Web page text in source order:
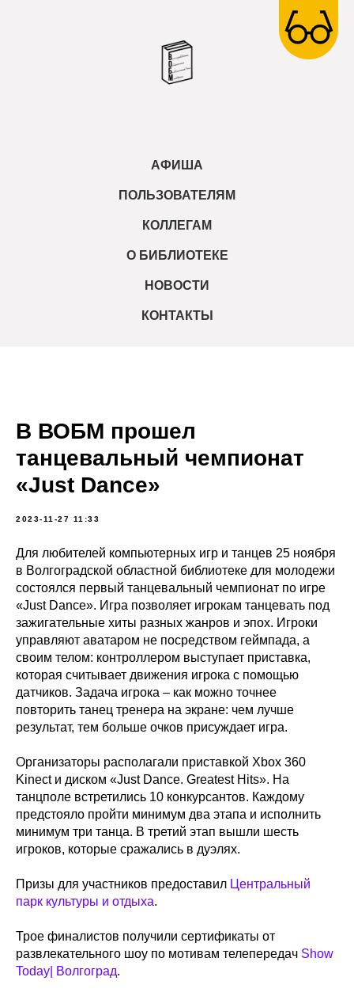
АФИША
ПОЛЬЗОВАТЕЛЯМ
КОЛЛЕГАМ
О БИБЛИОТЕКЕ
НОВОСТИ
КОНТАКТЫ
В ВОБМ прошел
танцевальный чемпионат
«Just Dance»
2023-11-27 11:33
Для любителей компьютерных игр и танцев 25 ноября
в Волгоградской областной библиотеке для молодежи
состоялся первый танцевальный чемпионат по игре
«Just Dance». Игра позволяет игрокам танцевать под
зажигательные хиты разных жанров и эпох. Игроки
управляют аватаром не посредством геймпада, а
своим телом: контроллером выступает приставка,
которая считывает движения игрока с помощью
датчиков. Задача игрока – как можно точнее
повторить танец тренера на экране: чем лучше
результат, тем больше очков присуждает игра.
Организаторы располагали приставкой Xbox 360
Kinect и диском «Just Dance. Greatest Hits». На
танцполе встретились 10 конкурсантов. Каждому
предстояло пройти минимум два этапа и исполнить
минимум три танца. В третий этап вышли шесть
игроков, которые сражались в дуэлях.
Призы для участников предоставил Центральный
парк культуры и отдыха.
Трое финалистов получили сертификаты от
развлекательного шоу по мотивам телепередач Show
Today| Волгоград.